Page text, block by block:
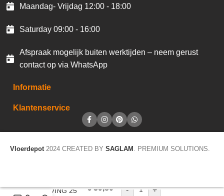
Maandag- Vrijdag 12:00 - 18:00
Saturday 09:00 - 16:00
Afspraak mogelijk buiten werktijden – neem gerust
contact op via WhatsApp
Informatie
Klantenservice
Vloerdepot 2024 CREATED BY SAGLAM . PREMIUM SOLUTIONS.
CV LIVING 25
€39,80
- +